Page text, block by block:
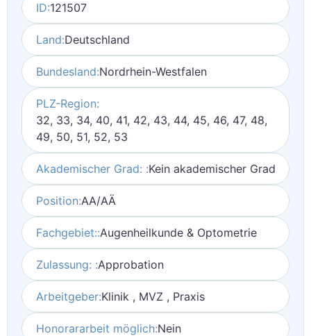
ID:121507
Land:Deutschland
Bundesland:Nordrhein-Westfalen
PLZ-Region:
32, 33, 34, 40, 41, 42, 43, 44, 45, 46, 47, 48,
49, 50, 51, 52, 53
Akademischer Grad: :Kein akademischer Grad
Position:AA/AÄ
Fachgebiet::Augenheilkunde & Optometrie
Zulassung: :Approbation
Arbeitgeber:Klinik , MVZ , Praxis
Honorararbeit möglich:Nein